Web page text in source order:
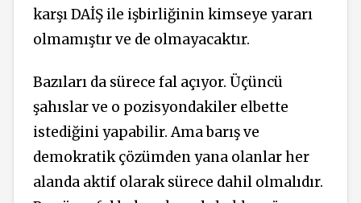
karşı DAİŞ ile işbirliğinin kimseye yararı
olmamıştır ve de olmayacaktır.
Bazıları da sürece fal açıyor. Üçüncü
şahıslar ve o pozisyondakiler elbette
istediğini yapabilir. Ama barış ve
demokratik çözümden yana olanlar her
alanda aktif olarak sürece dahil olmalıdır.